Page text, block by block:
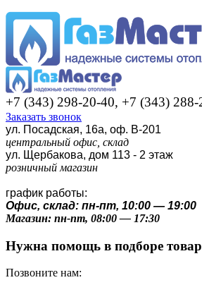
+7 (343) 298-20-40, +7 (343) 288-
Заказать звонок
ул. Посадская, 16а, оф. В-201
центральный офис, склад
ул. Щербакова, дом 113 - 2 этаж
розничный магазин
график работы:
Офис, склад: пн-пт, 10:00 — 19:00
Магазин: пн-пт, 08:00 — 17:30
Нужна помощь в подборе
Позвоните нам: